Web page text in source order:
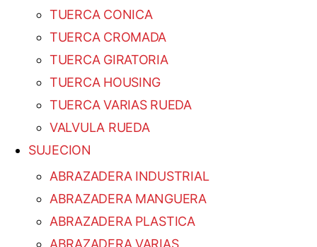
TUERCA CONICA
TUERCA CROMADA
TUERCA GIRATORIA
TUERCA HOUSING
TUERCA VARIAS RUEDA
VALVULA RUEDA
SUJECION
ABRAZADERA INDUSTRIAL
ABRAZADERA MANGUERA
ABRAZADERA PLASTICA
ABRAZADERA VARIAS